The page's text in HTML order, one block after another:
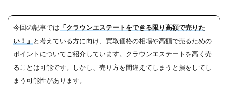
今回の記事では 「クラウンエステートをできる限り高額で売りた
い！」 と考えている方に向け、買取価格の相場や高額で売るための
ポイントについてご紹介しています。 クラウンエステートを高く売
ることは可能です。しかし、売り方を間違えてしまうと損をしてし
まう可能性があります。